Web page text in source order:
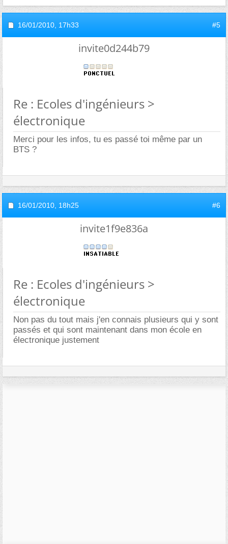
16/01/2010, 17h33 #5
invite0d244b79
Re : Ecoles d'ingénieurs >
électronique
Merci pour les infos, tu es passé toi même par un
BTS ?
16/01/2010, 18h25 #6
invite1f9e836a
Re : Ecoles d'ingénieurs >
électronique
Non pas du tout mais j'en connais plusieurs qui y sont
passés et qui sont maintenant dans mon école en
électronique justement